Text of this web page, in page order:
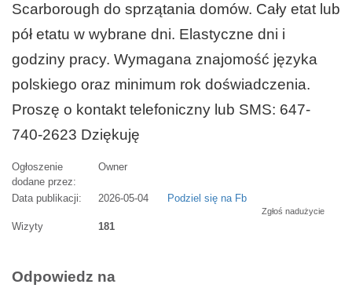
Scarborough do sprzątania domów. Cały etat lub
pół etatu w wybrane dni. Elastyczne dni i
godziny pracy. Wymagana znajomość języka
polskiego oraz minimum rok doświadczenia.
Proszę o kontakt telefoniczny lub SMS: 647-
740-2623 Dziękuję
Ogłoszenie
dodane przez:
Owner
Data publikacji: 2026-05-04 Podziel się na Fb
Zgłoś nadużycie
Wizyty 181
Odpowiedz na